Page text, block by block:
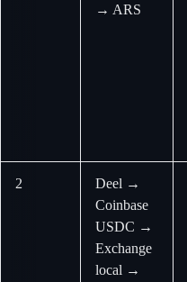
→ ARS
2
Deel →
Coinbase
USDC →
Exchange
local →